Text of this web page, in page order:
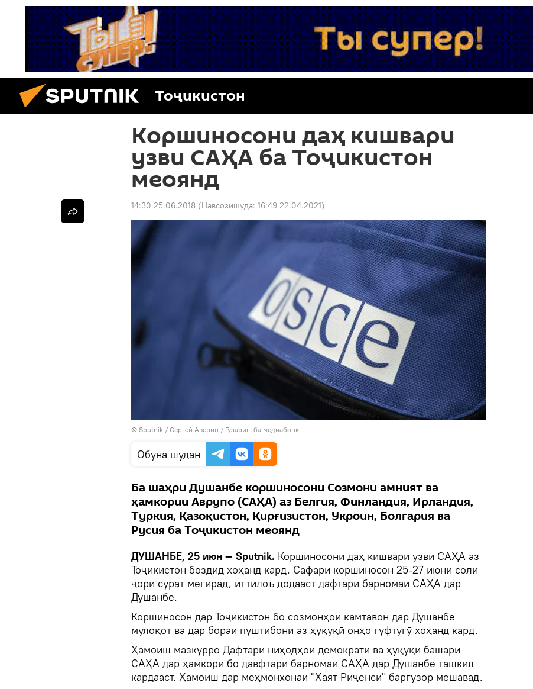
Тоҷикистон
Коршиносони даҳ кишвари
узви САҲА ба Тоҷикистон
меоянд
14:30 25.06.2018 (Навсозишуда: 16:49 22.04.2021)
© Sputnik / Сергей Аверин / Гузариш ба медиабонк
Обуна шудан
Ба шаҳри Душанбе коршиносони Созмони амният ва
ҳамкории Аврупо (САҲА) аз Белгия, Финландия, Ирландия,
Туркия, Қазоқистон, Қирғизистон, Укроин, Болгария ва
Русия ба Тоҷикистон меоянд
ДУШАНБЕ, 25 июн — Sputnik. Коршиносони даҳ кишвари узви САҲА аз
Тоҷикистон боздид хоҳанд кард. Сафари коршиносон 25-27 июни соли
ҷорӣ сурат мегирад, иттилоъ додааст дафтари барномаи САҲА дар
Душанбе.
Коршиносон дар Тоҷикистон бо созмонҳои камтавон дар Душанбе
мулоқот ва дар бораи пуштибони аз ҳуқуқӣ онҳо гуфтугӯ хоҳанд кард.
Ҳамоиш мазкурро Дафтари ниҳодҳои демократи ва ҳуқуқи башари
САҲА дар ҳамкорӣ бо давфтари барномаи САҲА дар Душанбе ташкил
кардааст. Ҳамоиш дар меҳмонхонаи "Хаят Риҷенси" баргузор мешавад.